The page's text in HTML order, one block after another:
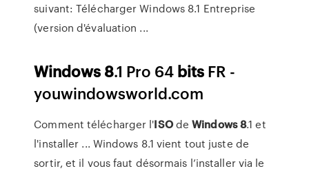
suivant: Télécharger Windows 8.1 Entreprise
(version d'évaluation ...
Windows 8.1 Pro 64 bits FR -
youwindowsworld.com
Comment télécharger l'ISOdeWindows8.1 et
l'installer ... Windows 8.1 vient tout juste de
sortir, et il vous faut désormais l’installer via le